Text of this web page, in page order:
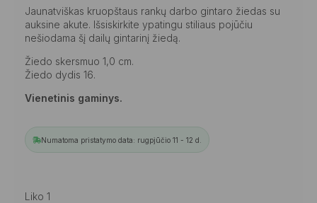
Jaunatviškas kruopštaus rankų darbo gintaro žiedas su
auksine akute. Išsiskirkite ypatingu stiliaus pojūčiu
nešiodama šį dailų gintarinį žiedą.
Žiedo skersmuo 1,0 cm.
Žiedo dydis 16.
Vienetinis gaminys.
Numatoma pristatymo data: rugpjūčio 11 - 12 d.
Liko 1